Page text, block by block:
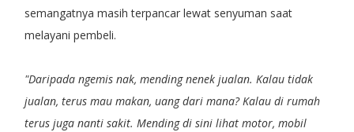
semangatnya masih terpancar lewat senyuman saat
melayani pembeli.
"Daripada ngemis nak, mending nenek jualan. Kalau tidak
jualan, terus mau makan, uang dari mana? Kalau di rumah
terus juga nanti sakit. Mending di sini lihat motor, mobil